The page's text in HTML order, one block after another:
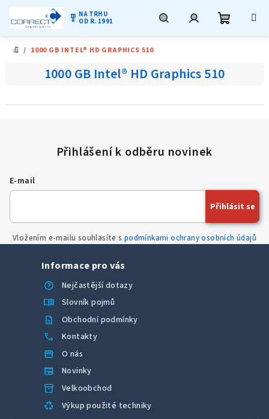
military_tech NA TRHU
OD R. 1991
košík
DOMŮ
/ 1000 GB INTEL® HD GRAPHICS 510
1000 GB Intel® HD Graphics 510
E-mail
Vložením e-mailu souhlasíte s podmínkami ochrany osobních údajů
Přihlásit se
Informace pro vás
help
Nejčastější dotazy
menu_book Slovník pojmů
description Obchodní podmínky
call Kontakty
storefront O nás
newspaper Novinky
inventory_2 Velkoobchod
recycling Výkup použité techniky